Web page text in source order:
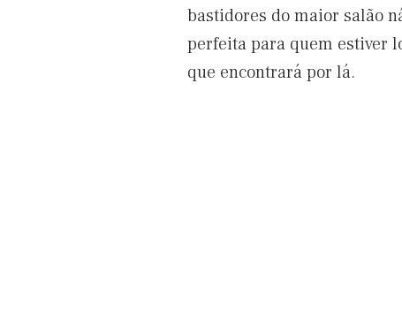
bastidores do maior salão
perfeita para quem estiver
que encontrará por lá.